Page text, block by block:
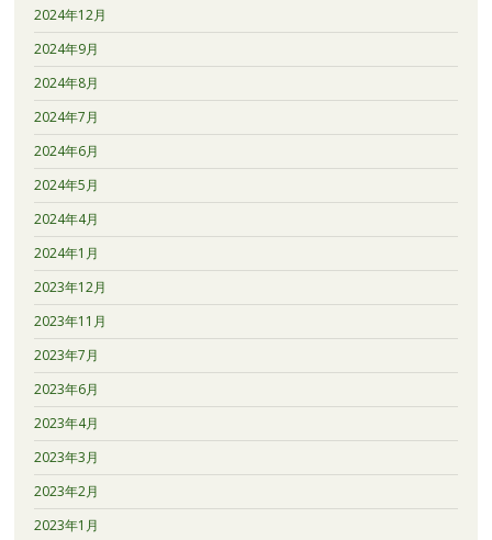
2024年12月
2024年9月
2024年8月
2024年7月
2024年6月
2024年5月
2024年4月
2024年1月
2023年12月
2023年11月
2023年7月
2023年6月
2023年4月
2023年3月
2023年2月
2023年1月